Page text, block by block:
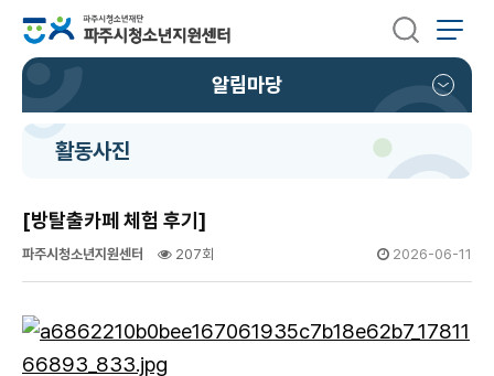
알림마당
활동사진
[방탈출카페 체험 후기]
파주시청소년지원센터 207회 2026-06-11